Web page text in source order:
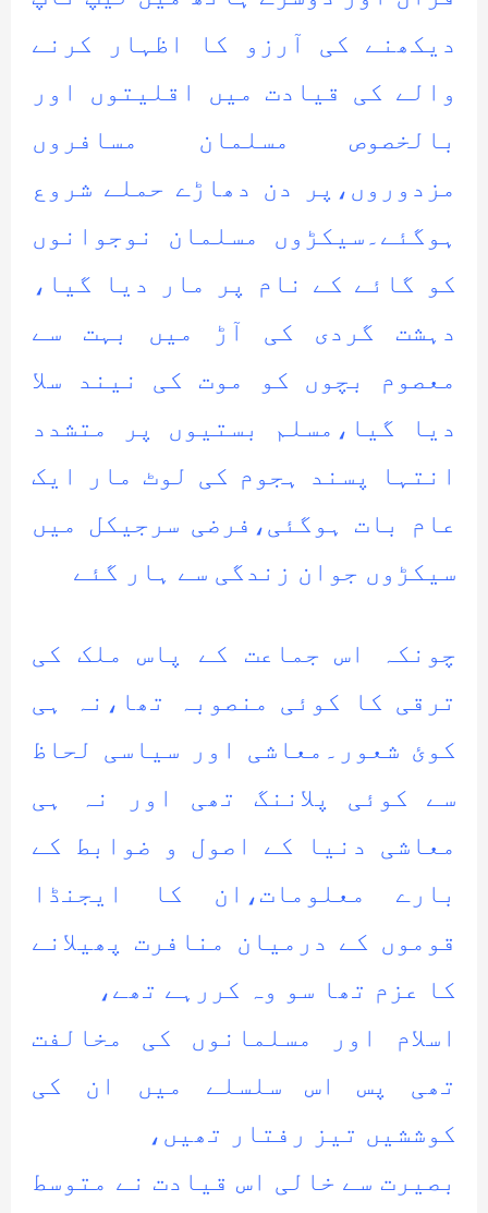
دیکھنے کی آرزو کا اظہار کرنے
والے کی قیادت میں اقلیتوں اور
بالخصوص مسلمان مسافروں
مزدوروں،پر دن دھاڑے حملے شروع
ہوگئے۔سیکڑوں مسلمان نوجوانوں
کو گائے کے نام پر مار دیا گیا،
دہشت گردی کی آڑ میں بہت سے
معصوم بچوں کو موت کی نیند سلا
دیا گیا،مسلم بستیوں پر متشدد
انتہا پسند ہجوم کی لوٹ مار ایک
عام بات ہوگئی،فرضی سرجیکل میں
سیکڑوں جوان زندگی سے ہار گئے
چونکہ اس جماعت کے پاس ملک کی
ترقی کا کوئی منصوبہ تھا،نہ ہی
کوئ شعور۔معاشی اور سیاسی لحاظ
سے کوئی پلاننگ تھی اور نہ ہی
معاشی دنیا کے اصول و ضوابط کے
بارے معلومات،ان کا ایجنڈا
قوموں کے درمیان منافرت پھیلانے
کا عزم تھا سو وہ کررہے تھے،
اسلام اور مسلمانوں کی مخالفت
تھی پس اس سلسلے میں ان کی
کوششیں تیز رفتار تھیں،
بصیرت سے خالی اس قیادت نے متوسط